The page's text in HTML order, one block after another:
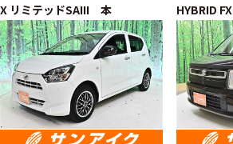
X リミテッドSAIII 本
HYBRID FX